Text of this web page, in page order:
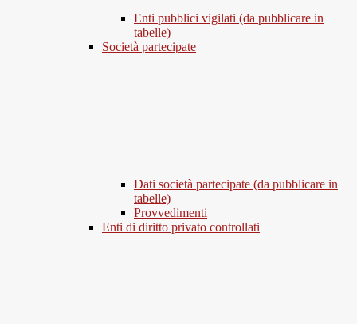
Enti pubblici vigilati (da pubblicare in
tabelle)
Società partecipate
Dati società partecipate (da pubblicare in
tabelle)
Provvedimenti
Enti di diritto privato controllati